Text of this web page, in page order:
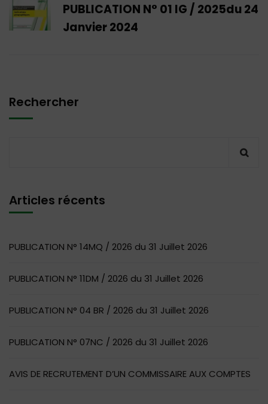
PUBLICATION N° 01 IG / 2025du 24
Janvier 2024
Rechercher
Articles récents
PUBLICATION N° 14MQ / 2026 du 31 Juillet 2026
PUBLICATION N° 11DM / 2026 du 31 Juillet 2026
PUBLICATION N° 04 BR / 2026 du 31 Juillet 2026
PUBLICATION N° 07NC / 2026 du 31 Juillet 2026
AVIS DE RECRUTEMENT D’UN COMMISSAIRE AUX COMPTES